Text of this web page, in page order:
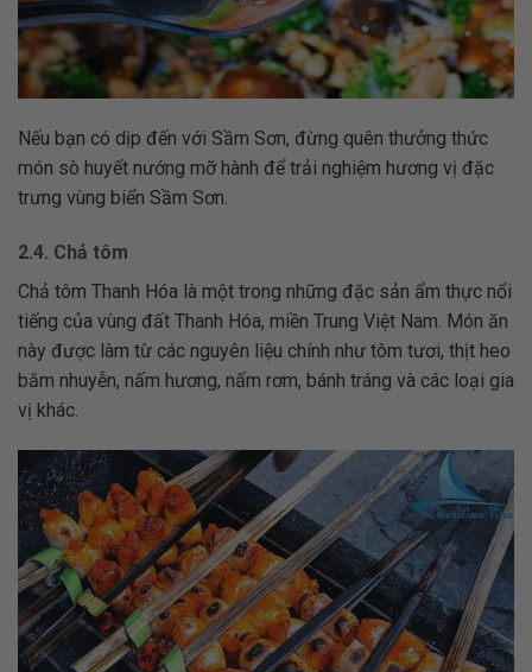
Nếu bạn có dịp đến với Sầm Sơn, đừng quên thưởng thức
món sò huyết nướng mỡ hành để trải nghiệm hương vị đặc
trưng vùng biển Sầm Sơn.
2.4. Chả tôm
Chả tôm Thanh Hóa là một trong những đặc sản ẩm thực nổi
tiếng của vùng đất Thanh Hóa, miền Trung Việt Nam. Món ăn
này được làm từ các nguyên liệu chính như tôm tươi, thịt heo
băm nhuyễn, nấm hương, nấm rơm, bánh tráng và các loại gia
vị khác.